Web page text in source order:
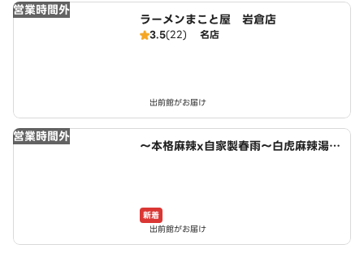
営業時間外
ラーメンまこと屋 岩倉店
3.5(22) 名店
出前館がお届け
営業時間外
～本格麻辣x自家製春雨～白虎麻辣湯
新着
出前館がお届け